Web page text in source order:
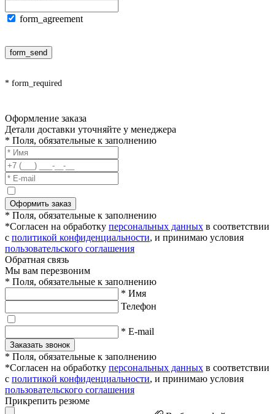
form_agreement
form_send
* form_required
Оформление заказа
Детали доставки уточняйте у менеджера
* Поля, обязательные к заполнению
Оформить заказ
* Поля, обязательные к заполнению
*Согласен на обработку персональных данных в соответствии
с политикой конфиденциальности, и принимаю условия
пользовательского соглашения
Обратная связь
Мы вам перезвоним
* Поля, обязательные к заполнению
* Имя
Телефон
* E-mail
Заказать звонок
* Поля, обязательные к заполнению
*Согласен на обработку персональных данных в соответствии
с политикой конфиденциальности, и принимаю условия
пользовательского соглашения
Прикрепить резюме